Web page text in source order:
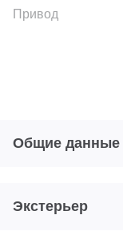
Общие данные
Экстерьер